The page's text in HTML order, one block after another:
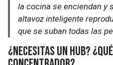
la cocina se enciendan y
altavoz inteligente
que se suban todas las
¿Necesitas un hub?